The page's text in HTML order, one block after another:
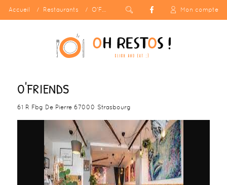
Accueil Restaurants O'Friends Mon compte
O'FRIENDS
61 R Fbg De Pierre 67000 Strasbourg